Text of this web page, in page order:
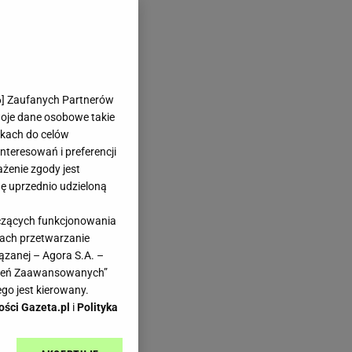
] Zaufanych Partnerów
dane osobowe takie
do celów
i preferencji
zgody jest
uprzednio udzieloną
funkcjonowania
przetwarzanie
– Agora S.A. –
Zaawansowanych”
jest kierowany.
Gazeta.pl iPolityka